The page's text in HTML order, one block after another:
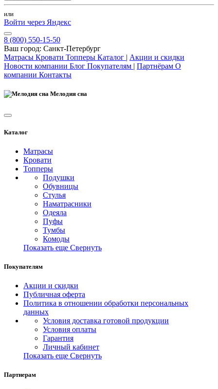
или
Войти через Яндекс
8 (800) 550-15-50
Ваш город: Санкт-Петербург
Матрасы Кровати Топперы Каталог | Акции и скидки
Новости компании Блог Покупателям | Партнёрам О
компании Контакты
Мелодия сна
Каталог
Матрасы
Кровати
Топперы
Подушки
Обувницы
Стулья
Наматрасники
Одеяла
Пуфы
Тумбы
Комоды
Показать еще Свернуть
Покупателям
Акции и скидки
Публичная оферта
Политика в отношении обработки персональных
данных
Условия доставка готовой продукции
Условия оплаты
Гарантия
Личный кабинет
Показать еще Свернуть
Партнерам